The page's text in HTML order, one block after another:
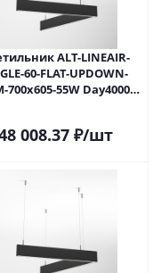
ALT-LINEAIR-
60-FLAT-UPDOWN-
700x605-55W Day4000
008.37₽/шт